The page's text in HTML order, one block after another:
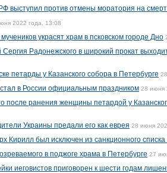
выступил против отмены моратория на
2022 года, 13:08
украсят храм в псковском городе Дно
Радонежского в широкий прокат
петарды у Казанского собора в Петербурге
в России официальным праздником 28 июня
после ранения женщины петардой у
Украины предали его как еврея 28 июня
Кирилл был исключен из санкционного
в поджоге храма в Петербурге 27
иеговистов приговорен к шести годам